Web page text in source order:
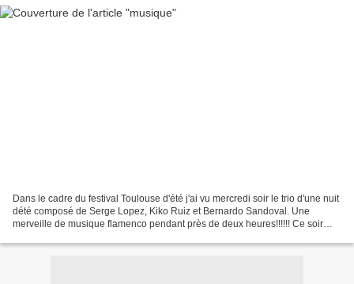
Dans le cadre du festival Toulouse d'été j'ai vu mercredi soir le trio d'une nuit
dété composé de Serge Lopez, Kiko Ruiz et Bernardo Sandoval. Une
merveille de musique flamenco pendant près de deux heures!!!!!! Ce soir